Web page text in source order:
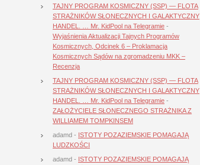
TAJNY PROGRAM KOSMICZNY (SSP) — FLOTA
STRAŻNIKÓW SŁONECZNYCH I GALAKTYCZNY
HANDEL. … Mr. KidPool na Telegramie -
Wyjaśnienia Aktualizacji Tajnych Programów
Kosmicznych, Odcinek 6 – Proklamacja
Kosmicznych Sądów na zgromadzeniu MKK –
Recenzja
TAJNY PROGRAM KOSMICZNY (SSP) — FLOTA
STRAŻNIKÓW SŁONECZNYCH I GALAKTYCZNY
HANDEL. … Mr. KidPool na Telegramie -
ZAŁOŻYCIELE SŁONECZNEGO STRAŻNIKA Z
WILLIAMEM TOMPKINSEM
adamd - ISTOTY POZAZIEMSKIE POMAGAJĄ
LUDZKOŚCI
adamd - ISTOTY POZAZIEMSKIE POMAGAJĄ